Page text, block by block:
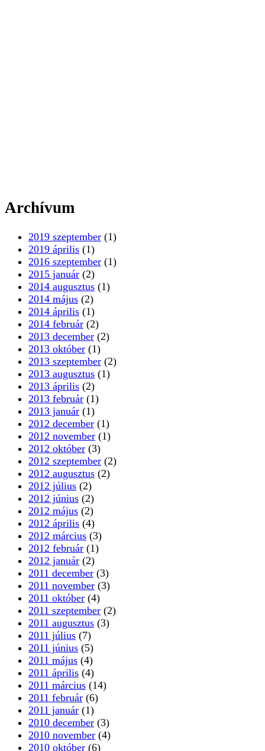
Archívum
2019 szeptember (1)
2019 április (1)
2016 szeptember (1)
2015 január (2)
2014 augusztus (1)
2014 május (2)
2014 április (1)
2014 február (2)
2013 december (2)
2013 október (1)
2013 szeptember (2)
2013 augusztus (1)
2013 április (2)
2013 február (1)
2013 január (1)
2012 december (1)
2012 november (1)
2012 október (3)
2012 szeptember (2)
2012 augusztus (2)
2012 július (2)
2012 június (2)
2012 május (2)
2012 április (4)
2012 március (3)
2012 február (1)
2012 január (2)
2011 december (3)
2011 november (3)
2011 október (4)
2011 szeptember (2)
2011 augusztus (3)
2011 július (7)
2011 június (5)
2011 május (4)
2011 április (4)
2011 március (14)
2011 február (6)
2011 január (1)
2010 december (3)
2010 november (4)
2010 október (6)